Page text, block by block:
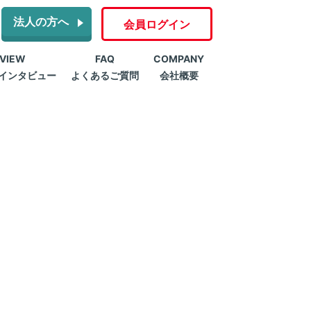
法人の方へ 会員ログイン
ンタビュー
FAQ
よくあるご質問
COMPANY
会社概要